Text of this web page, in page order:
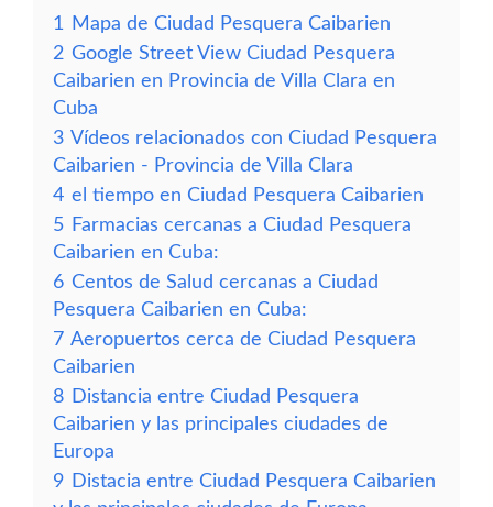
1
Mapa de Ciudad Pesquera Caibarien
2 Google Street View Ciudad Pesquera
Caibarien en Provincia de Villa Clara en
Cuba
3 Vídeos relacionados con Ciudad Pesquera
Caibarien - Provincia de Villa Clara
4 el tiempo en Ciudad Pesquera Caibarien
5 Farmacias cercanas a Ciudad Pesquera
Caibarien en Cuba:
6 Centos de Salud cercanas a Ciudad
Pesquera Caibarien en Cuba:
7 Aeropuertos cerca de Ciudad Pesquera
Caibarien
8 Distancia entre Ciudad Pesquera
Caibarien y las principales ciudades de
Europa
9 Distacia entre Ciudad Pesquera Caibarien